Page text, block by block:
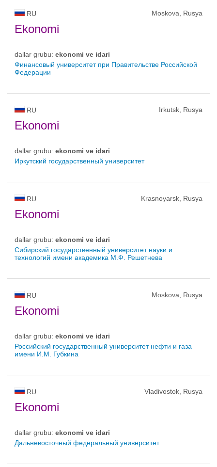
RU Moskova, Rusya
Ekonomi
dallar grubu: ekonomi ve idari
Финансовый университет при Правительстве Российской
Федерации
RU Irkutsk, Rusya
Ekonomi
dallar grubu: ekonomi ve idari
Иркутский государственный университет
RU Krasnoyarsk, Rusya
Ekonomi
dallar grubu: ekonomi ve idari
Сибирский государственный университет науки и
технологий имени академика М.Ф. Решетнева
RU Moskova, Rusya
Ekonomi
dallar grubu: ekonomi ve idari
Российский государственный университет нефти и газа
имени И.М. Губкина
RU Vladivostok, Rusya
Ekonomi
dallar grubu: ekonomi ve idari
Дальневосточный федеральный университет